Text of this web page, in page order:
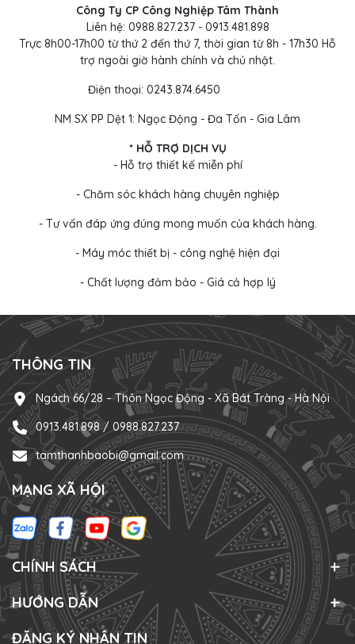
Công Ty CP Công Nghiệp Tâm Thành
Liên hệ: 0988.827.237 - 0913.481.898
Trực 8h00-17h00 từ thứ 2 đến thứ 7, thời gian từ 8h - 17h30 Hỗ
trợ ngoài giờ hành chính và chủ nhật.
Điện thoại: 0243.874.6450
NM SX PP Dệt 1: Ngọc Động - Đa Tốn - Gia Lâm
* HỖ TRỢ DỊCH VỤ
- Hỗ trợ thiết kế miễn phí
- Chăm sóc khách hàng chuyên nghiệp
- Tư vấn đáp ứng đúng mong muốn của khách hàng.
- Máy móc thiết bị - công nghệ hiện đại
- Chất lượng đảm bảo - Giá cả hợp lý
THÔNG TIN
Ngách 66/28 – Thôn Ngọc Động - Xã Bát Tràng - Hà Nội
0913.481.898 / 0988.827.237
tamthanhbaobi@gmail.com
MẠNG XÃ HỘI
CHÍNH SÁCH
HƯỚNG DẪN
ĐĂNG KÝ NHẬN TIN